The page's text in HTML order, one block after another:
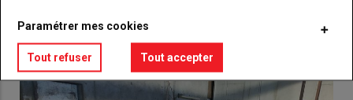
VOUS AIMEREZ AUSSI
Paramétrer mes cookies
Tout refuser Tout accepter